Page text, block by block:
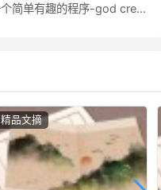
一个简单有趣的程序-god create the world
精品文摘